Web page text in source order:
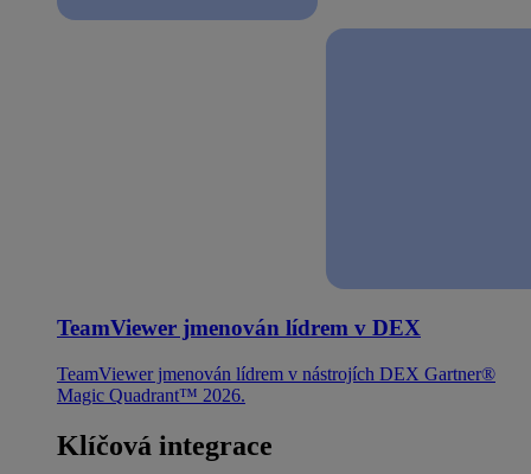
TeamViewer jmenován lídrem v DEX
TeamViewer jmenován lídrem v nástrojích DEX Gartner®
Magic Quadrant™ 2026.
Klíčová integrace